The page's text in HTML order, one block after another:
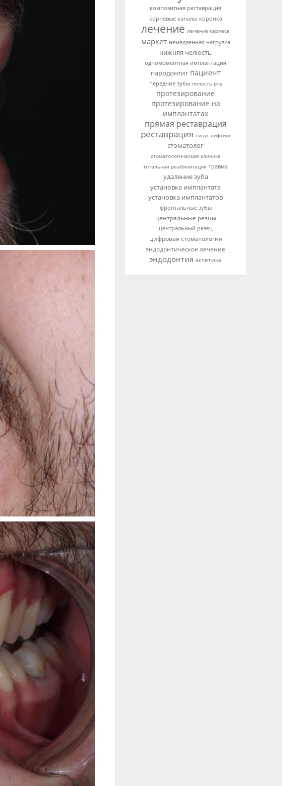
композитная реставрация
корневые каналы коронка
лечение лечение кариеса
маркет немедленная нагрузка
нижняя челюсть
одномоментная имплантация
пародонтит пациент
передние зубы полость рта
протезирование
протезирование на
имплантатах
прямая реставрация
реставрация синус-лифтинг
стоматолог
стоматологическая клиника
тотальная реабилитация травма
удаление зуба
установка имплантата
установка имплантатов
фронтальные зубы
центральные резцы
центральный резец
цифровая стоматология
эндодонтическое лечение
эндодонтия эстетика